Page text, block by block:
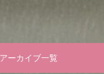
アーカイブ一覧